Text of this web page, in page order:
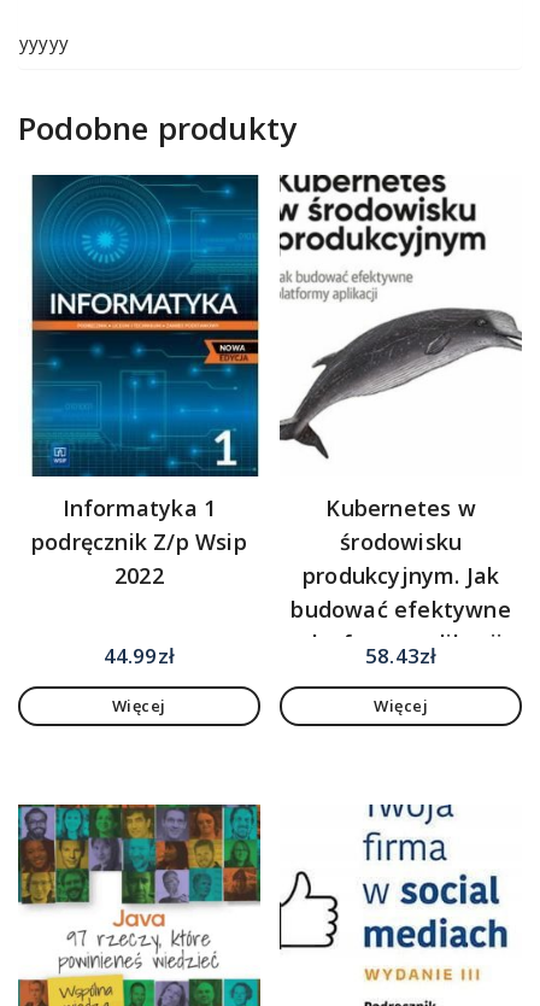
yyyyy
Podobne produkty
Informatyka 1
podręcznik Z/p Wsip
2022
44.99zł
Więcej
Kubernetes w
środowisku
produkcyjnym. Jak
budować efektywne
platformy aplikacji
58.43zł
Więcej